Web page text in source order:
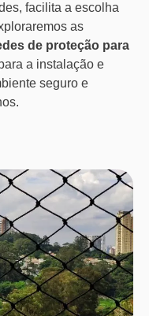
facilita a escolha
as
de proteção para
a instalação e
seguro e